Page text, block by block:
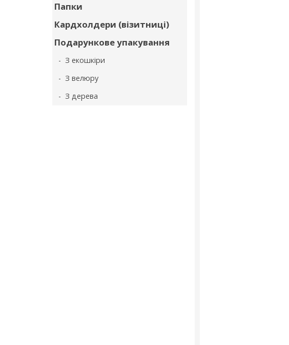
Папки
Кардхолдери (візитниці)
Подарункове упакування
- З екошкіри
- З велюру
- З дерева